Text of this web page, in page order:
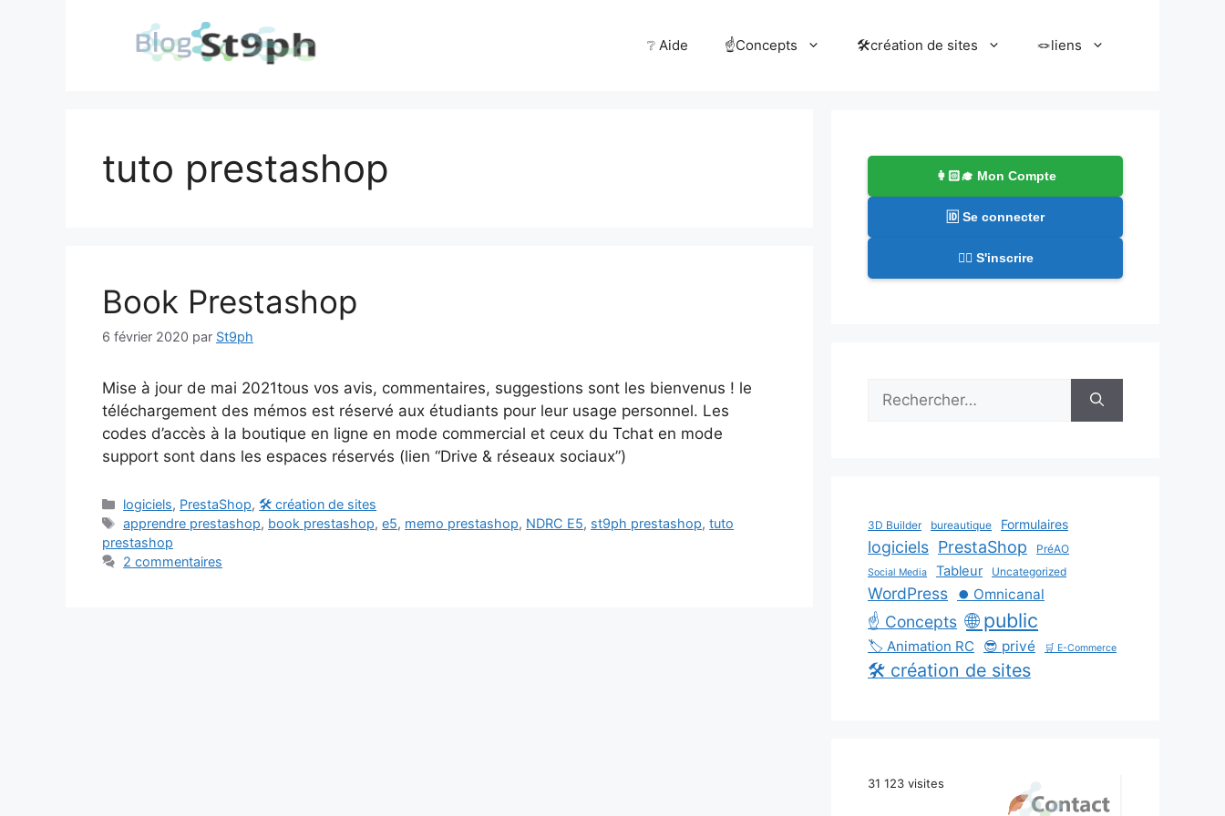
❔ Aide ☝️Concepts 🛠️création de sites 🪢liens
tuto prestashop
Book Prestashop
6 février 2020 par St9ph
Mise à jour de mai 2021tous vos avis, commentaires, suggestions sont les bienvenus ! le
téléchargement des mémos est réservé aux étudiants pour leur usage personnel. Les
codes d’accès à la boutique en ligne en mode commercial et ceux du Tchat en mode
support sont dans les espaces réservés (lien “Drive & réseaux sociaux”)
Catégories
logiciels, PrestaShop,🛠️ création de sites
Étiquettes
apprendre prestashop, book prestashop,e5, memo prestashop, NDRC E5, st9ph prestashop,tuto
prestashop
2 commentaires
👩🏻‍🎓 Mon Compte
🆔 Se connecter
✍🏻 S'inscrire
Rechercher :
3D Builder bureautique Formulaires
logiciels PrestaShop PréAO
Social Media Tableur Uncategorized
WordPress ⏺️ Omnicanal
☝️ Concepts 🌐 public
🏷️ Animation RC 😎 privé 🛒 E-Commerce
🛠️ création de sites
31 123 visites